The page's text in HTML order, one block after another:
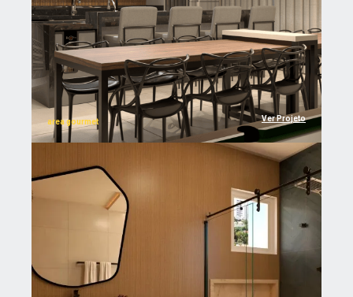
area gourmet Ver Projeto